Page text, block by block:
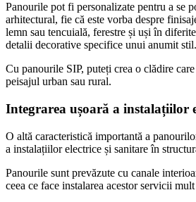
Panourile pot fi personalizate pentru a se
arhitectural, fie că este vorba despre
lemn sau tencuială, ferestre și uși în
detalii decorative specifice unui anumit stil.
Cu panourile SIP, puteți crea o clădire
peisajul urban sau rural.
Integrarea ușoară a instalațiilor
O altă caracteristică importantă a
a instalațiilor electrice și sanitare în
Panourile sunt prevăzute cu canale
ceea ce face instalarea acestor servicii